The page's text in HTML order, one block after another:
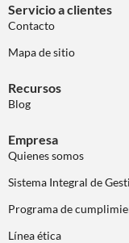
Servicio a clientes
Contacto
Mapa de sitio
Recursos
Blog
Empresa
Quienes somos
Sistema Integral de
Programa de
Línea ética